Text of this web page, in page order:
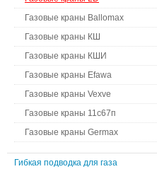
Газовые краны Ballomax
Газовые краны КШ
Газовые краны КШИ
Газовые краны Efawa
Газовые краны Vexve
Газовые краны 11с67п
Газовые краны Germax
Гибкая подводка для газа